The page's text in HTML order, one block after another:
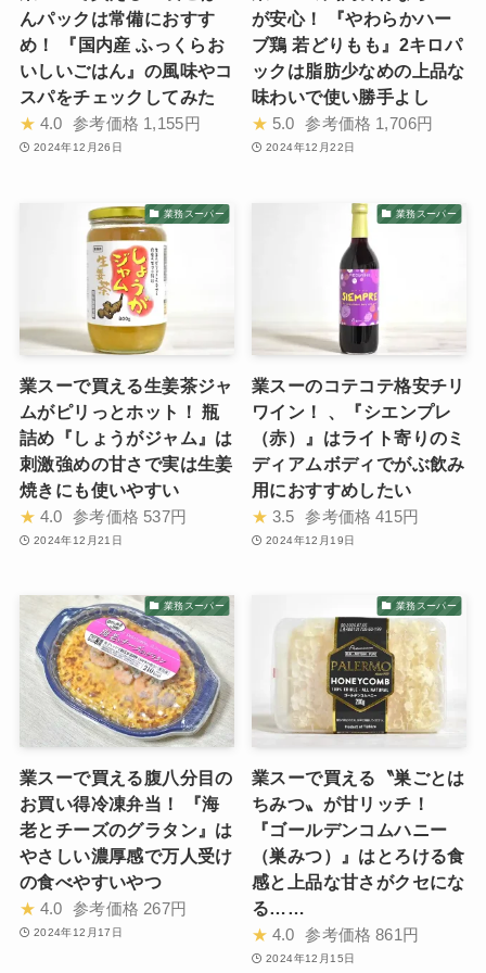
んパックは常備におすす
め！ 『国内産 ふっくらお
いしいごはん』の風味やコ
スパをチェックしてみた
★ 4.0 参考価格 1,155円
2024年12月26日
が安心！ 『やわらかハー
ブ鶏 若どりもも』2キロパ
ックは脂肪少なめの上品な
味わいで使い勝手よし
★ 5.0 参考価格 1,706円
2024年12月22日
業務スーパー
業スーで買える生姜茶ジャ
ムがピリっとホット！ 瓶
詰め『しょうがジャム』は
刺激強めの甘さで実は生姜
焼きにも使いやすい
★ 4.0 参考価格 537円
2024年12月21日
業務スーパー
業スーのコテコテ格安チリ
ワイン！ 、『シエンプレ
（赤）』はライト寄りのミ
ディアムボディでがぶ飲み
用におすすめしたい
★ 3.5 参考価格 415円
2024年12月19日
業務スーパー
業スーで買える腹八分目の
お買い得冷凍弁当！ 『海
老とチーズのグラタン』は
やさしい濃厚感で万人受け
の食べやすいやつ
★ 4.0 参考価格 267円
2024年12月17日
業務スーパー
業スーで買える〝巣ごとは
ちみつ〟が甘リッチ！
『ゴールデンコムハニー
（巣みつ）』はとろける食
感と上品な甘さがクセにな
る……
★ 4.0 参考価格 861円
2024年12月15日